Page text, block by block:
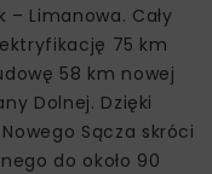
– Limanowa. Cały
75 km
58 km nowej
Dolnej. Dzięki
Sącza skróci
do około 90